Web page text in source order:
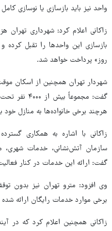
واحد نیز باید بازسازی یا نوسازی
زاکانی اعلام کرد: شهرداری تهران
روز» پرداخت خواهد شد.
گفت:
هرچند برخی خانواده‌ها به منازل خود
زاکانی با اشاره به همکاری
سازمان آتش‌نشانی، خدمات شهری،
گفت: ارائه این خدمات در کنار
وی افزود: مترو تهران نیز بدون
برخی موارد خدمات رایگان ارائه
زاکانی همچنین اعلام کرد که در